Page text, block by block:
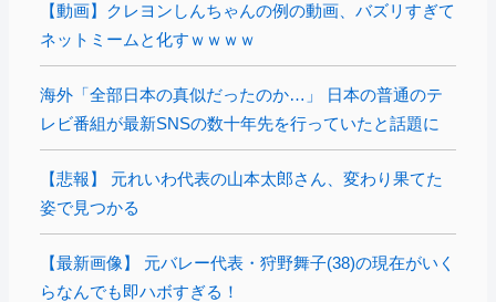
【動画】クレヨンしんちゃんの例の動画、バズリすぎて
ネットミームと化すｗｗｗｗ
海外「全部日本の真似だったのか…」 日本の普通のテ
レビ番組が最新SNSの数十年先を行っていたと話題に
【悲報】 元れいわ代表の山本太郎さん、変わり果てた
姿で見つかる
【最新画像】 元バレー代表・狩野舞子(38)の現在がいく
らなんでも即ハボすぎる！